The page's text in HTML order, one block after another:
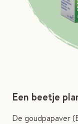
Een beetje
De goudpapaver